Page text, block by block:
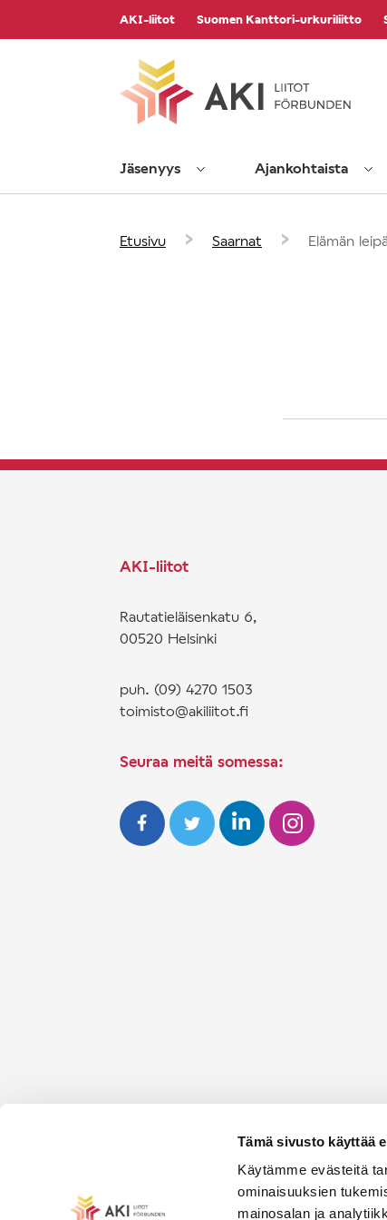
Tämä sivusto käyttää
Käytämme evästeitä
ominaisuuksien
mainosalan ja
AKI-liitot Suomen Kanttori-urkuriliitto
Jäsenyys Ajankohtaista
Etusivu › Saarnat › Elämän
AKI-liitot
Rautatieläisenkatu 6,
00520 Helsinki
puh. (09) 4270 1503
toimisto@akiliitot.fi
Seuraa meitä somessa: